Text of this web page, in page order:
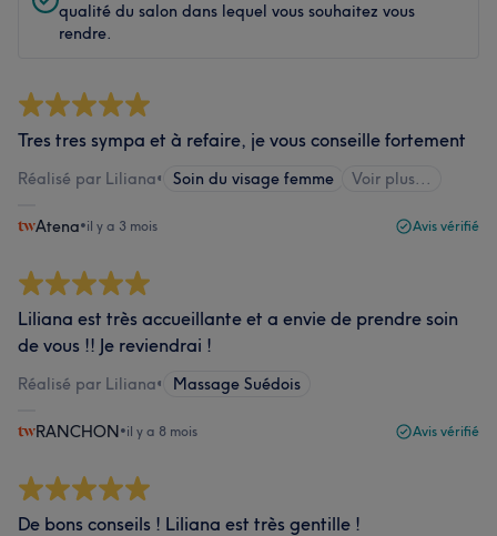
qualité du salon dans lequel vous souhaitez vous
rendre.
Tres tres sympa et à refaire, je vous conseille fortement
Réalisé par Liliana• Soin du visage femme Voir plus...
Atena•il y a 3 mois Avis vérifié
Liliana est très accueillante et a envie de prendre soin
de vous !! Je reviendrai !
Réalisé par Liliana• Massage Suédois
RANCHON•il y a 8 mois Avis vérifié
De bons conseils ! Liliana est très gentille !